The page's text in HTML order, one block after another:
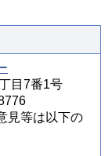
目7番1号
見等は以下の